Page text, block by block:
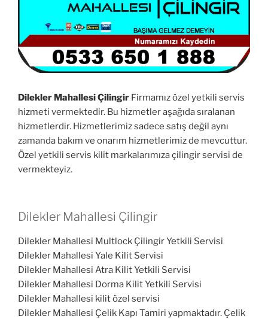
Dilekler Mahallesi Çilingir Firmamız özel yetkili servis
hizmeti vermektedir. Bu hizmetler aşağıda sıralanan
hizmetlerdir. Hizmetlerimiz sadece satış değil aynı
zamanda bakım ve onarım hizmetlerimiz de mevcuttur.
Özel yetkili servis kilit markalarımıza çilingir servisi de
vermekteyiz.
Dilekler Mahallesi Çilingir
Dilekler Mahallesi Multlock Çilingir Yetkili Servisi
Dilekler Mahallesi Yale Kilit Servisi
Dilekler Mahallesi Atra Kilit Yetkili Servisi
Dilekler Mahallesi Dorma Kilit Yetkili Servisi
Dilekler Mahallesi kilit özel servisi
Dilekler Mahallesi Çelik Kapı Tamiri yapmaktadır. Çelik